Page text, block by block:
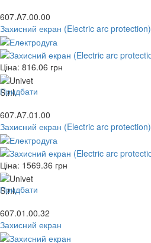
607.A7.00.00
Захисний екран (Electric arc protection)
Ціна: 816.06 грн
Придбати
607.A7.01.00
Захисний екран (Electric arc protection)
Ціна: 1569.36 грн
Придбати
607.01.00.32
Захисний екран